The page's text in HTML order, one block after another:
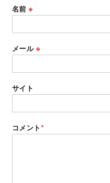
名前※
メール ※
サイト
コメント*